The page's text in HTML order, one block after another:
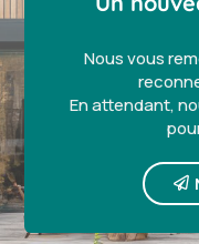
Nous vous
En attendant,